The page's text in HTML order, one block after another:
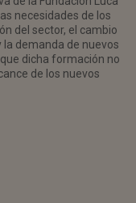
necesidades de los
del sector, el cambio
demanda de nuevos
dicha formación no
de los nuevos